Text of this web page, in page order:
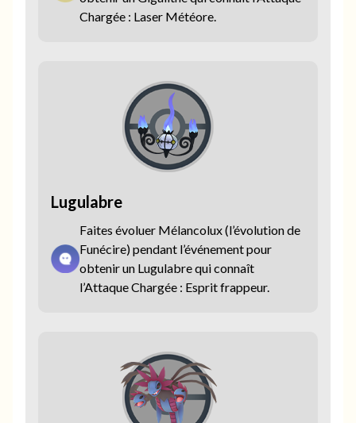
Chargée : Laser Météore.
Lugulabre
Faites évoluer Mélancolux (l’évolution de
Funécire) pendant l’événement pour
obtenir un Lugulabre qui connaît
l’Attaque Chargée : Esprit frappeur.